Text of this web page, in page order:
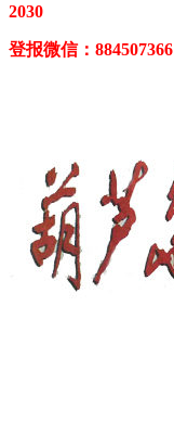
2030
登报微信：884507366